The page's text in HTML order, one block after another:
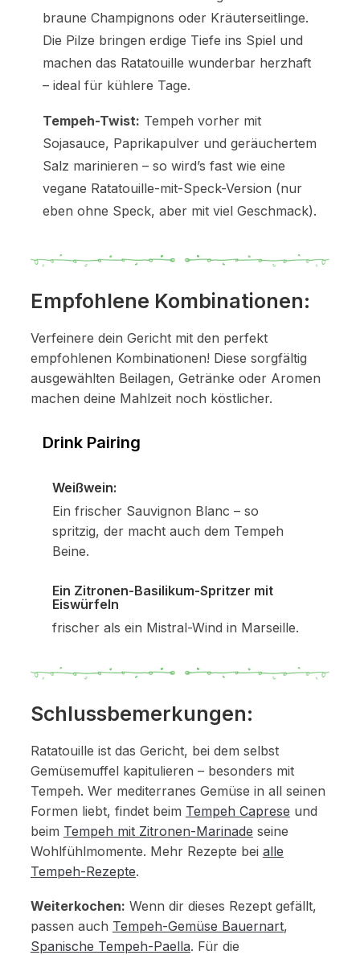
braune Champignons oder Kräuterseitlinge.
Die Pilze bringen erdige Tiefe ins Spiel und
machen das Ratatouille wunderbar herzhaft
– ideal für kühlere Tage.
Tempeh-Twist: Tempeh vorher mit
Sojasauce, Paprikapulver und geräuchertem
Salz marinieren – so wird’s fast wie eine
vegane Ratatouille-mit-Speck-Version (nur
eben ohne Speck, aber mit viel Geschmack).
Empfohlene Kombinationen:
Verfeinere dein Gericht mit den perfekt
empfohlenen Kombinationen! Diese sorgfältig
ausgewählten Beilagen, Getränke oder Aromen
machen deine Mahlzeit noch köstlicher.
Drink Pairing
Weißwein:
Ein frischer Sauvignon Blanc – so
spritzig, der macht auch dem Tempeh
Beine.
Ein Zitronen-Basilikum-Spritzer mit
Eiswürfeln
frischer als ein Mistral-Wind in Marseille.
Schlussbemerkungen:
Ratatouille ist das Gericht, bei dem selbst
Gemüsemuffel kapitulieren – besonders mit
Tempeh. Wer mediterranes Gemüse in all seinen
Formen liebt, findet beim Tempeh Caprese und
beim Tempeh mit Zitronen-Marinade seine
Wohlfühlmomente. Mehr Rezepte bei alle
Tempeh-Rezepte.
Weiterkochen: Wenn dir dieses Rezept gefällt,
passen auch Tempeh-Gemüse Bauernart,
Spanische Tempeh-Paella. Für die